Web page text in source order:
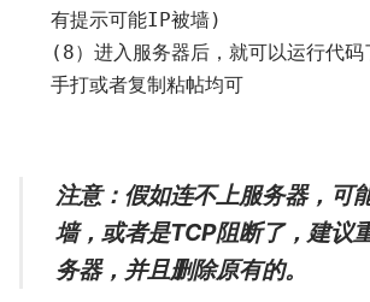
有提示可能IP被墙)
( 8）进入服务器后，就可以运行代
手打或者复制粘帖均可
注意：假如连不上服务器，可
墙，或者是TCP阻断了，建议
务器，并且删除原有的。